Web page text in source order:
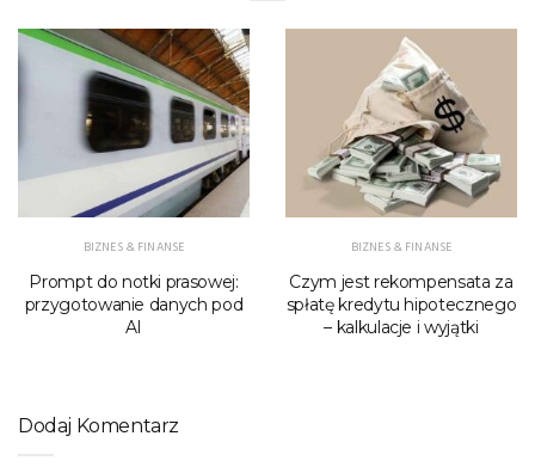
BIZNES & FINANSE
Prompt do notki prasowej:
przygotowanie danych pod
AI
BIZNES & FINANSE
Czym jest rekompensata za
spłatę kredytu hipotecznego
– kalkulacje i wyjątki
Dodaj Komentarz